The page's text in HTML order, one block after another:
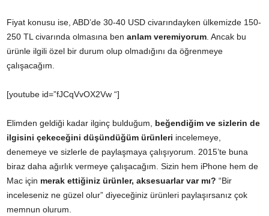
Fiyat konusu ise, ABD’de 30-40 USD civarındayken ülkemizde 150-
250 TL civarında olmasına ben anlam veremiyorum . Ancak bu
ürünle ilgili özel bir durum olup olmadığını da öğrenmeye
çalışacağım.
[youtube id=”fJCqVvOX2Vw “]
Elimden geldiği kadar ilginç bulduğum, beğendiğim ve sizlerin de
ilgisini çekeceğini düşündüğüm ürünleri incelemeye,
denemeye ve sizlerle de paylaşmaya çalışıyorum. 2015’te buna
biraz daha ağırlık vermeye çalışacağım. Sizin hem iPhone hem de
Mac için merak ettiğiniz ürünler, aksesuarlar var mı? “Bir
inceleseniz ne güzel olur” diyeceğiniz ürünleri paylaşırsanız çok
memnun olurum.